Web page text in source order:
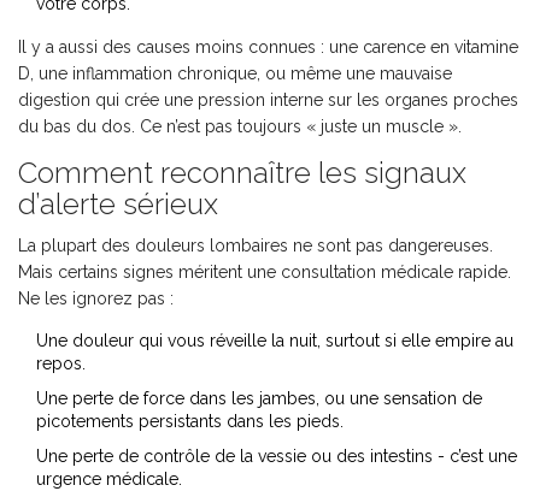
Il y a aussi des causes moins connues : une carence en vitamine
D, une inflammation chronique, ou même une mauvaise
digestion qui crée une pression interne sur les organes proches
du bas du dos. Ce n’est pas toujours « juste un muscle ».
Comment reconnaître les signaux
d’alerte sérieux
La plupart des douleurs lombaires ne sont pas dangereuses.
Mais certains signes méritent une consultation médicale rapide.
Ne les ignorez pas :
Une douleur qui vous réveille la nuit, surtout si elle empire au
repos.
Une perte de force dans les jambes, ou une sensation de
picotements persistants dans les pieds.
Une perte de contrôle de la vessie ou des intestins - c’est une
urgence médicale.